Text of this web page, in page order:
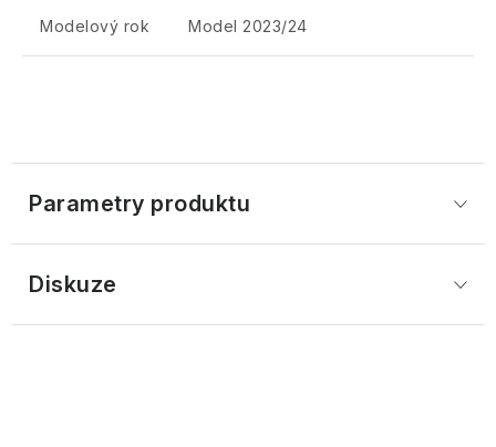
Modelový rok Model 2023/24
Parametry produktu
Diskuze